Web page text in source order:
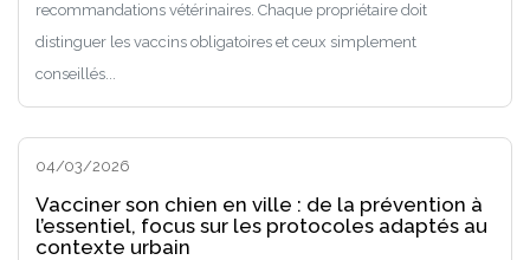
recommandations vétérinaires. Chaque propriétaire doit
distinguer les vaccins obligatoires et ceux simplement
conseillés...
04/03/2026
Vacciner son chien en ville : de la prévention à
l’essentiel, focus sur les protocoles adaptés au
contexte urbain